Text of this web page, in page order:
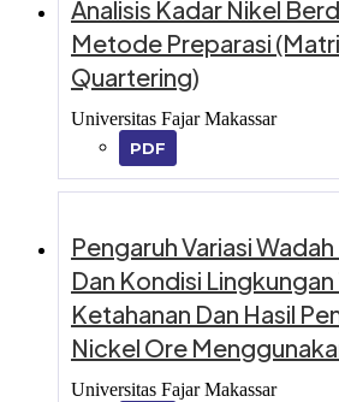
Analisis Kadar Nikel
Metode Preparasi
Quartering)
Universitas Fajar Makassar
PDF
Pengaruh Variasi
Dan Kondisi
Ketahanan Dan Hasil
Nickel Ore
Universitas Fajar Makassar